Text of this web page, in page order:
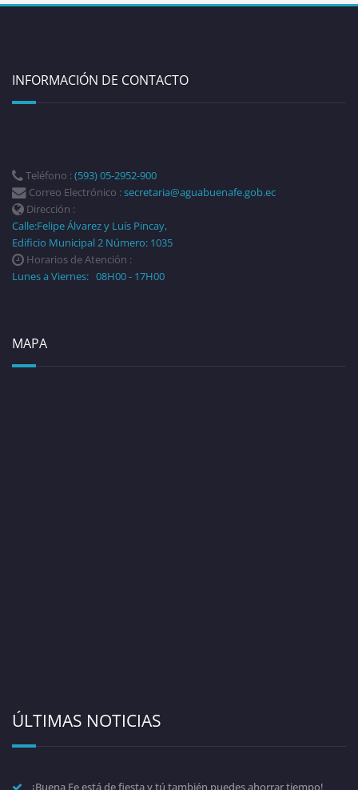
INFORMACIÓN DE CONTACTO
Teléfono : (593) 05-2952-900
Correo Electrónico : secretaria@aguabuenafe.gob.ec
Dirección :
Calle:Felipe Álvarez y Luís Pincay,
Edificio Municipal 2 Número: 1035
Horarios de Atención :
Lunes a Viernes: 08H00 - 17H00
MAPA
ÚLTIMAS NOTICIAS
¡Buena Fe está de fiesta y tú también puedes ahorrar tiempo!